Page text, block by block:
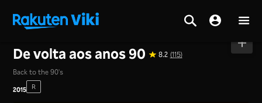
De volta aos anos 90 8.2 (115)
Back to the 90's
2015 R